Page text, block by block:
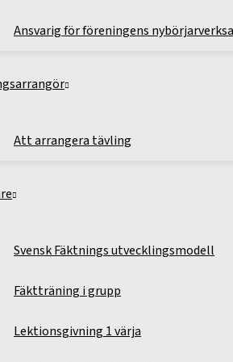
Ansvarig för föreningens
Att arrangera tävling
Svensk Fäktnings utvecklingsmodell
Fäktträning i grupp
Lektionsgivning 1 värja